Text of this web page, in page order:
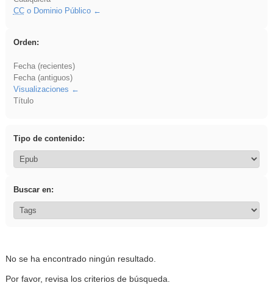
CCo Dominio Público
Orden:
Fecha (recientes)
Fecha (antiguos)
Visualizaciones
Título
Tipo de contenido:
Buscar en:
No se ha encontrado ningún resultado.
Por favor, revisa los criterios de búsqueda.